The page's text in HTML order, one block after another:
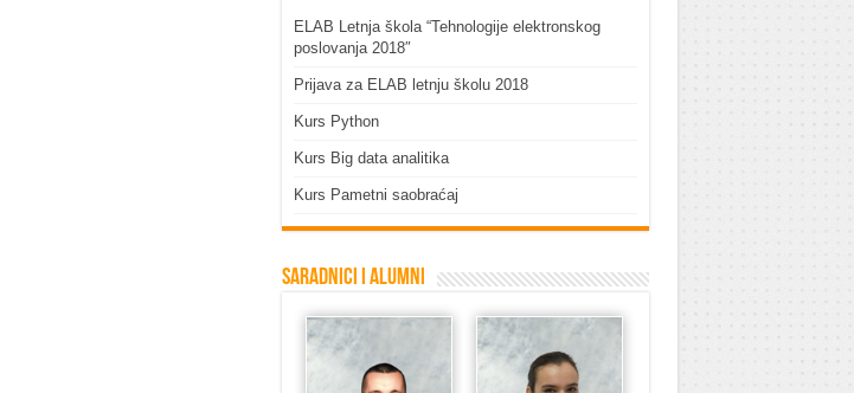
ELAB Letnja škola “Tehnologije elektronskog
poslovanja 2018″
Prijava za ELAB letnju školu 2018
Kurs Python
Kurs Big data analitika
Kurs Pametni saobraćaj
Saradnici i Alumni